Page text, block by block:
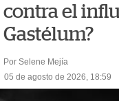
contra el
Gastélum?
Por Selene Mejía
05 de agosto de 2026, 18:59